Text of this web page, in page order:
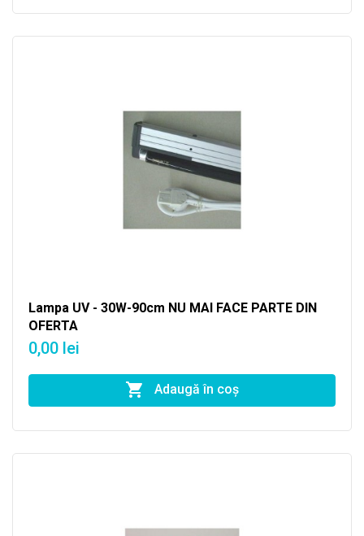
Lampa UV - 30W-90cm NU MAI FACE PARTE DIN
OFERTA
0,00 lei
Adaugă în coş